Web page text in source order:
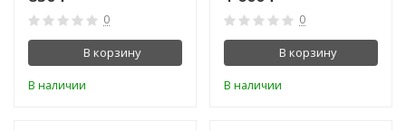
0
В корзину
В наличии
0
В корзину
В наличии